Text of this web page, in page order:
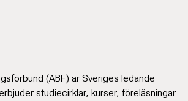
(ABF) är Sveriges ledande
studiecirklar, kurser, föreläsningar